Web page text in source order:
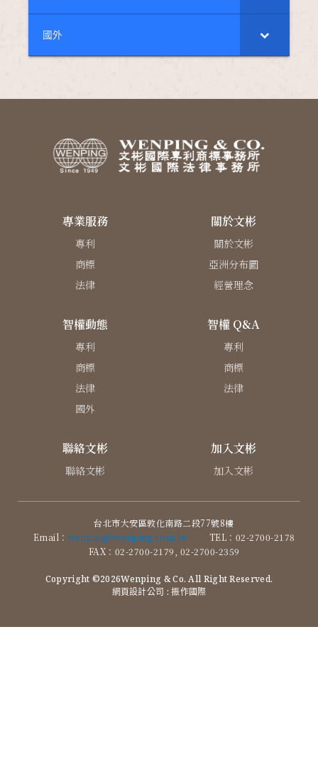
國外
專業服務
專利
商標
法律
關於文彬
關於文彬
亞洲分布圖
經營理念
智權動態
專利
商標
法律
國外
智權 Q&A
專利
商標
法律
聯絡文彬
聯絡文彬
加入文彬
加入文彬
台北市大安區敦化南路二段77號8樓
Email： wenping@wenping.com.tw
TEL：02-2700-2178
FAX：02-2700-2179, 02-2700-2359
Copyright ©2026Wenping & Co. All Right Reserved.
網頁設計公司 : 振作國際